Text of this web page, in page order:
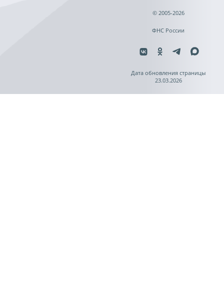
© 2005-2026
ФНС России
Дата обновления страницы
23.03.2026